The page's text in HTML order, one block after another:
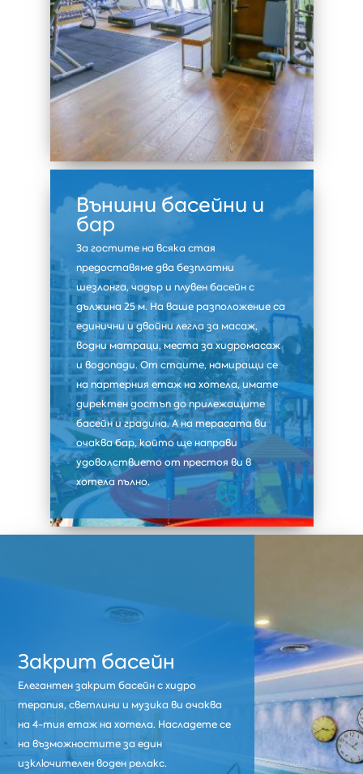
Външни басейни и
бар
За гостите на всяка стая
предоставяме два безплатни
шезлонга, чадър и плувен басейн с
дължина 25 м. На ваше разположение са
единични и двойни легла за масаж,
водни матраци, места за хидромасаж
и водопади. От стаите, намиращи се
на партерния етаж на хотела, имате
директен достъп до прилежащите
басейн и градина. А на терасата ви
очаква бар, който ще направи
удоволствието от престоя ви в
хотела пълно.
Закрит басейн
Елегантен закрит басейн с хидро
терапия, светлини и музика ви очаква
на 4-тия етаж на хотела. Насладете се
на възможностите за един
изключителен воден релакс.